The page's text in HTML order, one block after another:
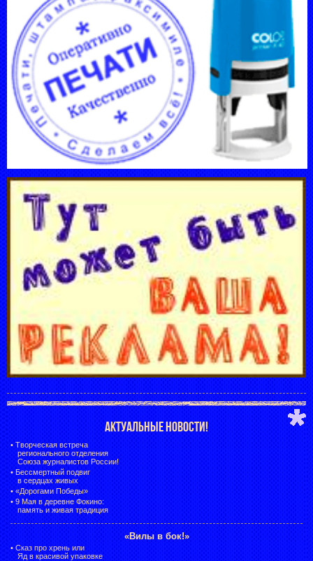
АКТУАЛЬНЫЕ НОВОСТИ!
• Творческая встреча
регионального отделения
Союза журналистов России!
• Бессмертный подвиг
в сердцах живых
• «Дорогами Победы»
• 9 Мая в деревне Фокино:
память и живая традиция
«Вилы в бок!»
• Сказ про хрень или
Яд в красивой упаковке